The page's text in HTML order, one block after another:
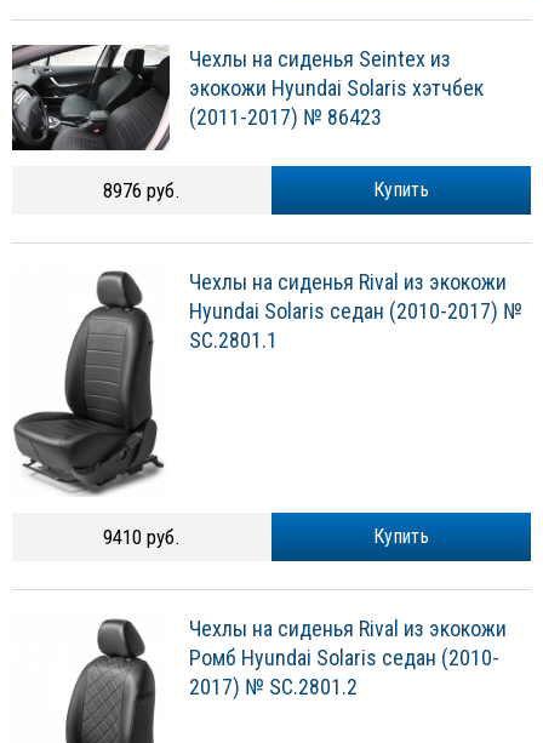
Чехлы на сиденья Seintex из
экокожи Hyundai Solaris хэтчбек
(2011-2017) № 86423
Купить
8976 руб.
Чехлы на сиденья Rival из экокожи
Hyundai Solaris седан (2010-2017) №
SC.2801.1
Купить
9410 руб.
Чехлы на сиденья Rival из экокожи
Ромб Hyundai Solaris седан (2010-
2017) № SC.2801.2